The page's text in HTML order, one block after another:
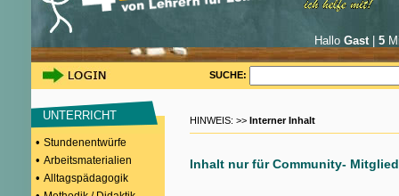
Hallo Gast| 5
SUCHE:
UNTERRICHT
• Stundenentwürfe
• Arbeitsmaterialien
• Alltagspädagogik
HINWEIS: >> Interner Inhalt
Inhalt nur für Community-